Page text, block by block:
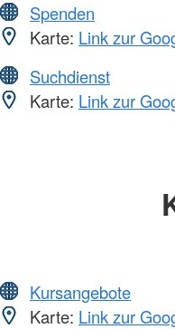
Spenden
Karte: Link zur
Suchdienst
Karte: Link zur
Kursangebote
Karte: Link zur